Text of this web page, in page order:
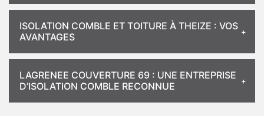
ISOLATION COMBLE ET TOITURE À THEIZE : VOS
AVANTAGES
LAGRENEE COUVERTURE 69 : UNE ENTREPRISE
D’ISOLATION COMBLE RECONNUE